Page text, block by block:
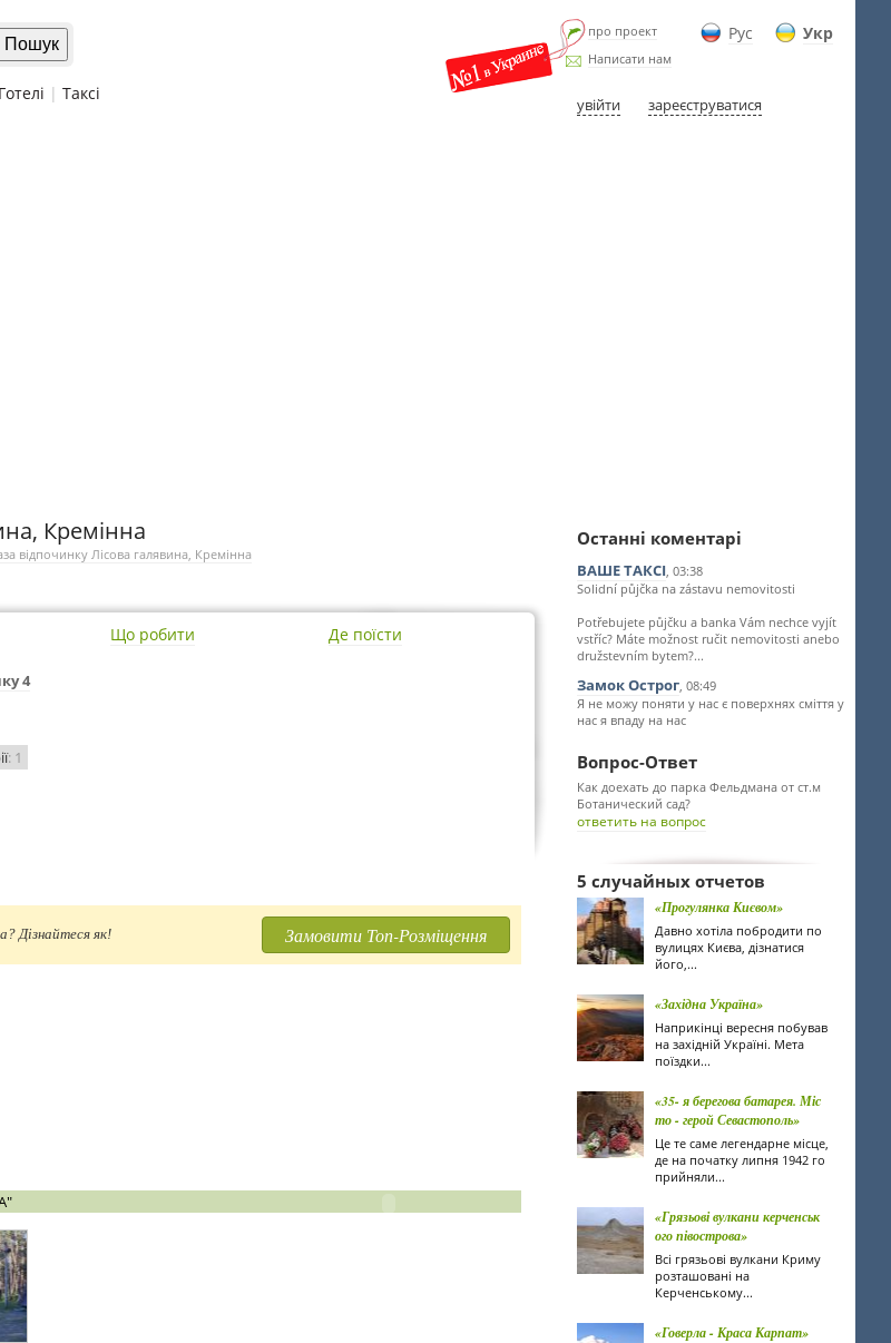
Рус Укр
про проект
Написати нам
увійти зареєструватися
Готелі | Таксі
Кремінна
відпочинку Лісова галявина, Кремінна
4
Що робити Де поїсти
: 1
Дізнайтеся як! Замовити Топ-Розміщення
Останні коментарі
ВАШЕ ТАКСІ, 03:38
Solidní půjčka na zástavu nemovitosti
Potřebujete půjčku a banka Vám nechce vyjít
vstříc? Máte možnost ručit nemovitosti anebo
družstevním bytem?...
Замок Острог, 08:49
Я не можу поняти у нас є поверхнях сміття у
нас я впаду на нас
Вопрос-Ответ
Как доехать до парка Фельдмана от ст.м
Ботанический сад?
ответить на вопрос
5 случайных отчетов
«Прогулянка Києвом»
Давно хотіла побродити по
вулицях Києва, дізнатися
його,...
«Західна Україна»
Наприкінці вересня побував
на західній Україні. Мета
поїздки...
«35- я берегова батарея. Міс
то - герой Севастополь»
Це те саме легендарне місце,
де на початку липня 1942 го
прийняли...
«Грязьові вулкани керченськ
ого півострова»
Всі грязьові вулкани Криму
розташовані на
Керченському...
«Говерла - Краса Карпат»